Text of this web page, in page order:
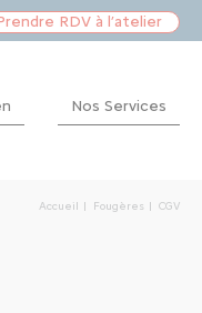
RDV à l’atelier
Nos Services
Après-
Accueil Fougères CGV